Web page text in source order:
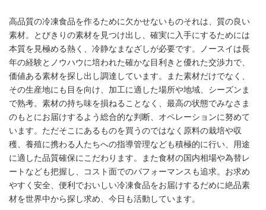
高品質の冷凍食品を作るために欠かせないものそれは、質の良い
素材。とびきりの素材を見つけ出し、確実に入手にするためには
本質を見極める熱く、冷静なまなざしが必要です。ノースイは長
年の経験とノウハウに培われた確かな目利きと優れた交渉力で、
価値ある素材を探し出し調達しています。また素材だけでなく、
その生産地にも目を向け、加工に適した場所や地域、シーズンま
で熟考。素材の持ち味を損ねることなく、最高の状態でみなさま
のもとにお届けするよう総合的な判断、オペレーションに努めて
います。ただそこにあるものを買うのではなく原料の栽培や収
穫、養殖に携わる人たちへの指導管理なども積極的に行い、用途
に適した品質確保にこだわります。また食材の国内相場や為替レ
ートなども把握し、コスト面でのパフォーマンスも追求。お求め
やすく安全、便利でおいしい冷凍食品をお届けするだめに絶品素
材を世界中から探し求め、今日も活動しています。